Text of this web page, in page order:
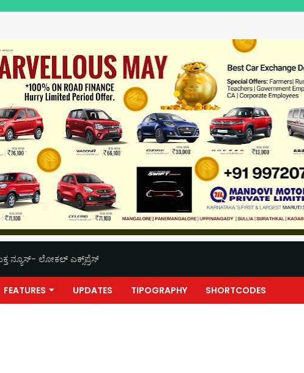
ನ್ಯೂಸ್- ಲೋಕಲ್ ಎಕ್ಸ್‌ಪ್ರೆಸ್‌
FEATURES UPDATES TIPOGRAPHY SHORTCODES